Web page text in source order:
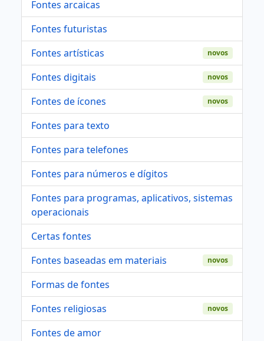
Fontes arcaicas
Fontes futuristas
Fontes artísticas
novos
Fontes digitais novos
Fontes de ícones novos
Fontes para texto
Fontes para telefones
Fontes para números e dígitos
Fontes para programas, aplicativos, sistemas
operacionais
Certas fontes
Fontes baseadas em materiais
novos
Formas de fontes
Fontes religiosas
novos
Fontes de amor